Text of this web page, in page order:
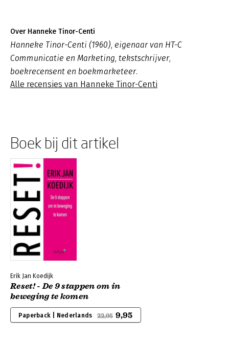
Over Hanneke Tinor-Centi
Hanneke Tinor-Centi (1960), eigenaar van HT-C
Communicatie en Marketing, tekstschrijver,
boekrecensent en boekmarketeer.
Alle recensies van Hanneke Tinor-Centi
Boek bij dit artikel
Erik Jan Koedijk
Reset! - De 9 stappen om in
beweging te komen
Paperback | Nederlands 22,95 9,95